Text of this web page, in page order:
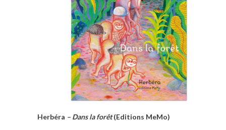
Herbéra – Dans la forêt(Editions MeMo)